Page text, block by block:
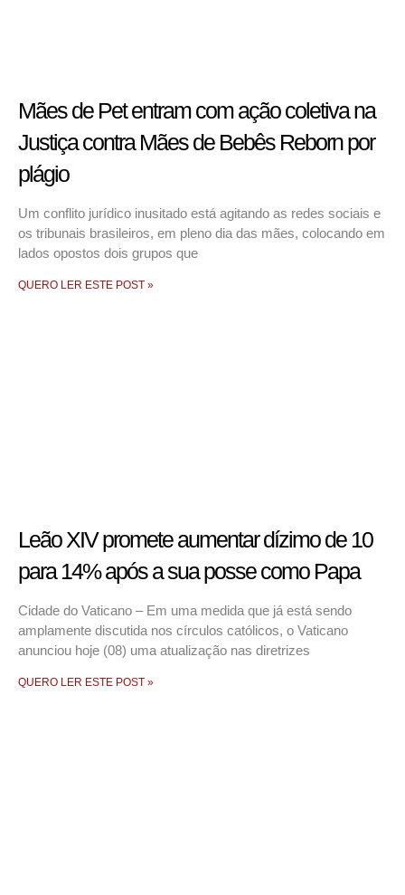
Mães de Pet entram com ação coletiva na
Justiça contra Mães de Bebês Reborn por
plágio
Um conflito jurídico inusitado está agitando as redes sociais e
os tribunais brasileiros, em pleno dia das mães, colocando em
lados opostos dois grupos que
QUERO LER ESTE POST »
Leão XIV promete aumentar dízimo de 10
para 14% após a sua posse como Papa
Cidade do Vaticano – Em uma medida que já está sendo
amplamente discutida nos círculos católicos, o Vaticano
anunciou hoje (08) uma atualização nas diretrizes
QUERO LER ESTE POST »